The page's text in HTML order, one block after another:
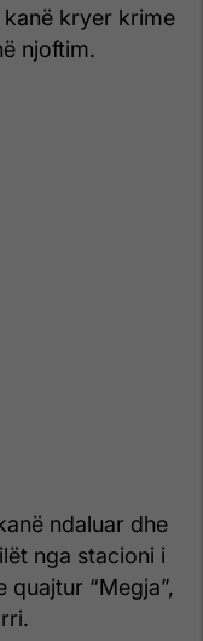
kanë kryer krime
njoftim.
ndaluar dhe
nga stacioni i
“Megja”,